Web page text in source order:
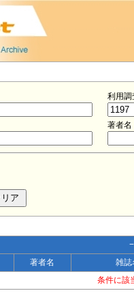
利用調
著者名
著者名
雑誌
条件に該